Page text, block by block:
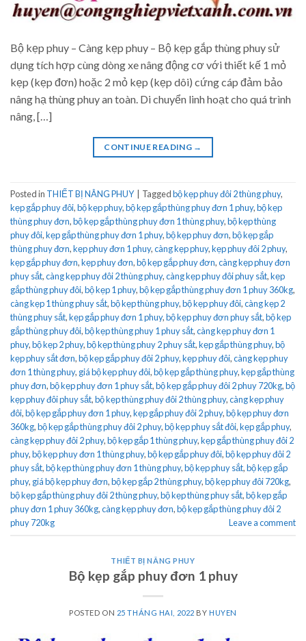
Bộ kẹp phuy – Càng kẹp phuy – Bộ kẹp gắp thùng phuy sử
dụng tích hợp cùng dòng xe nâng động cơ với thiết kế 1 mỏ
kẹp (kẹp đơn) hoặc 2 mỏ kẹp (kẹp dôi) cứng cáp đảm bảo
nâng hạ thùng phuy an toàn. Di chuyển linh hoạt cho quá trình
nâng, […]
CONTINUE READING →
Posted in THIẾT BỊ NÂNG PHUY Taggedbộ kẹp phuy đôi 2 thùng phuy,
kẹp gắp phuy đôi,bộ kẹp phuy,bộ kẹp gắp thùng phuy đơn 1 phuy,bộ kẹp
thùng phuy đơn,bộ kẹp gắp thùng phuy đơn 1 thùng phuy,bộ kẹp thùng
phuy đôi,kẹp gắp thùng phuy đơn 1 phuy,bộ kẹp phuy đơn,bộ kẹp gắp
thùng phuy đơn,kẹp phuy đơn 1 phuy,càng kẹp phuy,kẹp phuy đôi 2 phuy,
kẹp gắp phuy đơn,kẹp phuy đơn,bộ kẹp gắp phuy đơn,càng kẹp phuy đơn
phuy sắt,càng kẹp phuy đôi 2 thùng phuy,càng kẹp phuy đôi phuy sắt,kẹp
gắp thùng phuy đôi,bộ kẹp 1 phuy,bộ kẹp gắp thùng phuy đơn 1 phuy 360kg,
càng kẹp 1 thùng phuy sắt,bộ kẹp thùng phuy,bộ kẹp phuy đôi,càng kẹp 2
thùng phuy sắt,kẹp gắp phuy đơn 1 phuy,bộ kẹp phuy đơn phuy sắt,bộ kẹp
gắp thùng phuy đôi,bộ kẹp thùng phuy 1 phuy sắt,càng kẹp phuy đơn 1
phuy,bộ kẹp 2 phuy,bộ kẹp thùng phuy 2 phuy sắt,kẹp gắp thùng phuy,bộ
kẹp phuy sắt đơn,bộ kẹp gắp phuy đôi 2 phuy,kẹp phuy đôi,càng kẹp phuy
đơn 1 thùng phuy, giá bộ kẹp phuy đôi,bộ kẹp gắp thùng phuy,kẹp gắp thùng
phuy đơn,bộ kẹp phuy đơn 1 phuy sắt,bộ kẹp gắp phuy đôi 2 phuy 720kg,bộ
kẹp phuy đôi phuy sắt,bộ kẹp thùng phuy đôi 2 thùng phuy,càng kẹp phuy
đôi,bộ kẹp gắp phuy đơn 1 phuy,kẹp gắp phuy đôi 2 phuy,bộ kẹp phuy đơn
360kg,bộ kẹp gắp thùng phuy đôi 2 phuy,bộ kẹp phuy sắt đôi,kẹp gắp phuy,
càng kẹp phuy đôi 2 phuy,bộ kẹp gắp 1 thùng phuy,kẹp gắp thùng phuy đôi 2
phuy,bộ kẹp phuy đơn 1 thùng phuy,bộ kẹp gắp phuy đôi,bộ kẹp phuy đôi 2
phuy sắt,bộ kẹp thùng phuy đơn 1 thùng phuy,bộ kẹp phuy sắt,bộ kẹp gắp
phuy, giá bộ kẹp phuy đơn,bộ kẹp gắp 2 thùng phuy,bộ kẹp phuy đôi 720kg,
bộ kẹp gắp thùng phuy đôi 2 thùng phuy,bộ kẹp thùng phuy sắt,bộ kẹp gắp
phuy đơn 1 phuy 360kg,càng kẹp phuy đơn,bộ kẹp gắp thùng phuy đôi 2
phuy 720kg
Leave a comment
THIẾT BỊ NÂNG PHUY
Bộ kẹp gắp phuy đơn 1 phuy
POSTED ON 25 THÁNG HAI, 2022 BYHUYEN